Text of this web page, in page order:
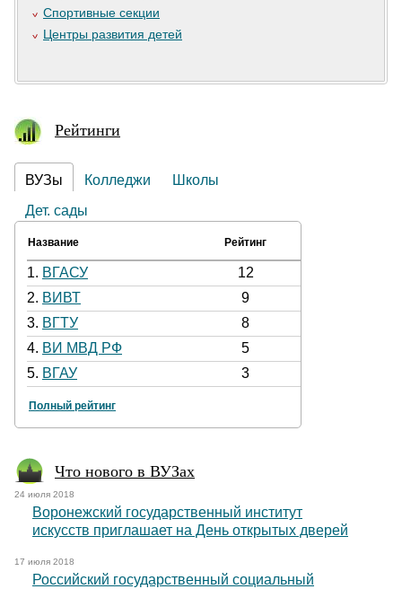
Спортивные секции
Центры развития детей
Рейтинги
ВУЗы Колледжи
Школы
Дет. сады
Название Рейтинг
1. ВГАСУ
12
2. ВИВТ
9
3. ВГТУ
8
4. ВИ МВД РФ
5
5. ВГАУ 3
Полный рейтинг
Что нового в ВУЗах
24 июля 2018
Воронежский государственный институт
искусств приглашает на День открытых дверей
17 июля 2018
Российский государственный социальный